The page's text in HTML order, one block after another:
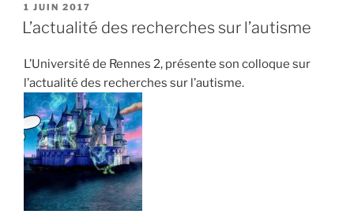
et
ne
fait
pas
mieux
que
d’autres
! »
PUBLIÉ
LE
1 JUIN 2017
L’actualité des recherches sur l’autisme
L’Université de Rennes 2, présente son colloque sur
l’actualité des recherches sur l’autisme.